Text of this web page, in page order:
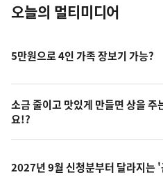
오늘의 멀티미디어
5만원으로 4인 가족 장보기 가능?
소금 줄이고 맛있게 만들면 상을 주
요!?
2027년 9월 신청분부터 달라지는